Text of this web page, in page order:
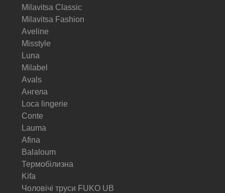
Milavitsa Classic
Milavitsa Fashion
Aveline
Misstyle
Luna
Milabel
Avals
Ангела
Loca lingerie
Conte
Lauma
Afina
Balaloum
Термобілизна
Kifa
Чоловічі труси FUKO UB